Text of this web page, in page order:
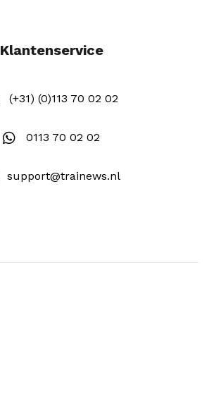
Klantenservice
(+31) (0)113 70 02 02
0113 70 02 02
support@trainews.nl